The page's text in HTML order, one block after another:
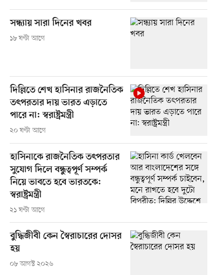
সন্ধ্যায় সারা দিনের খবর
১৮ ঘণ্টা আগে
দিল্লিতে শেখ হাসিনার রাজনৈতিক
তৎপরতার দায় ভারত এড়াতে
পারে না: স্বরাষ্ট্রমন্ত্রী
২০ ঘণ্টা আগে
হাসিনাকে রাজনৈতিক তৎপরতার
সুযোগ দিলে বন্ধুত্বপূর্ণ সম্পর্ক
নিয়ে ভাবতে হবে ভারতকে:
স্বরাষ্ট্রমন্ত্রী
২১ ঘণ্টা আগে
বুদ্ধিজীবী কেন স্বৈরাচারের দোসর
হয়
০৮ আগস্ট ২০২৬